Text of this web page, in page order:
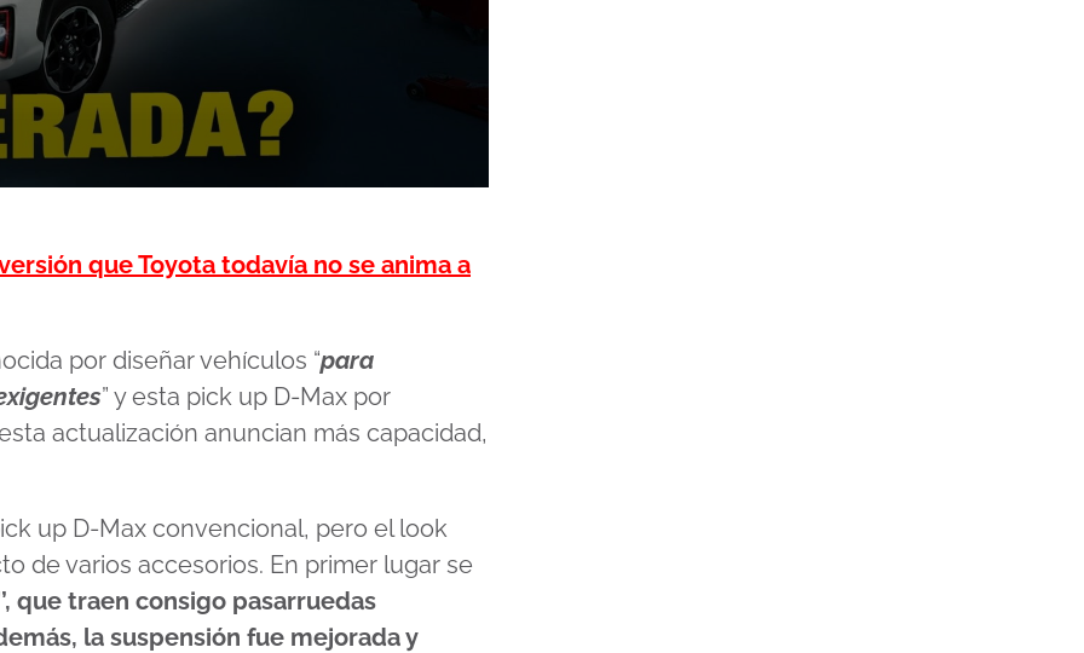
que Toyota todavía no se anima a
por diseñar vehículos “para
” y esta pick up D-Max por
actualización anuncian más capacidad,
up D-Max convencional, pero el look
de varios accesorios. En primer lugar se
que traen consigo pasarruedas
la suspensión fue mejorada y